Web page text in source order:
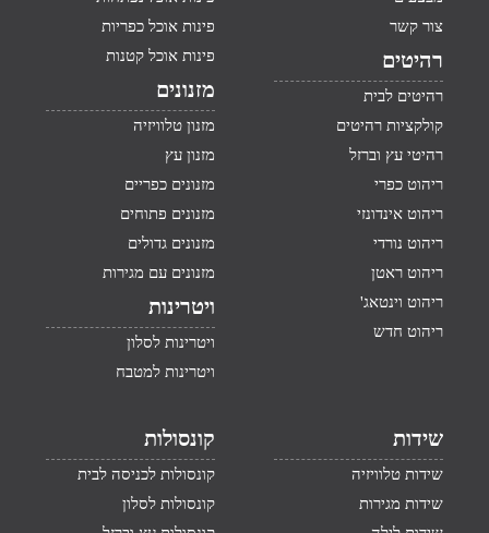
צור קשר
רהיטים
רהיטים לבית
קולקציות רהיטים
רהיטי עץ וברזל
ריהוט כפרי
ריהוט אינדונזי
ריהוט נורדי
ריהוט ראטן
ריהוט וינטאג'
ריהוט חדש
פינות אוכל כפריות
פינות אוכל קטנות
מזנונים
מזנון טלוויזיה
מזנון עץ
מזנונים כפריים
מזנונים פתוחים
מזנונים גדולים
מזנונים עם מגירות
ויטרינות
ויטרינות לסלון
ויטרינות למטבח
שידות
שידות טלוויזיה
שידות מגירות
קונסולות
קונסולות לכניסה לבית
קונסולות לסלון